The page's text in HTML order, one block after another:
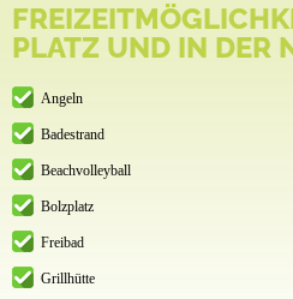
PLATZ UND IN DER
Angeln
Badestrand
Beachvolleyball
Bolzplatz
Freibad
Grillhütte